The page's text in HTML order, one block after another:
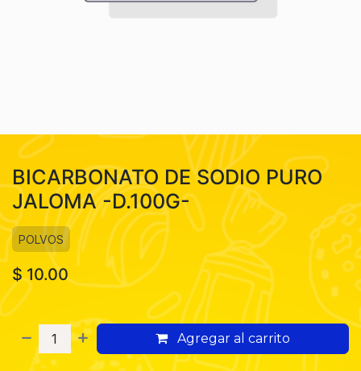
BICARBONATO DE SODIO PURO
JALOMA -D.100G-
POLVOS
$10.00
Agregar al carrito